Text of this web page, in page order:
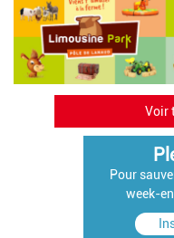
Voir
Pour
week-